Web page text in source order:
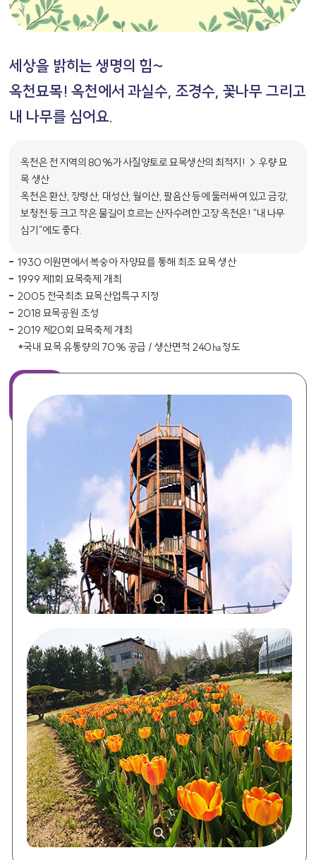
세상을 밝히는 생명의 힘~
옥천묘목! 옥천에서 과실수, 조경수, 꽃나무 그리고
내 나무를 심어요.
옥천은 전 지역의 80%가 사질양토로 묘목생산의 최적지! → 우량 묘
목 생산
옥천은 환산, 장령산, 대성산, 월이산, 팔음산 등에 둘러싸여 있고 금강,
보청천 등 크고 작은 물길이 흐르는 산자수려한 고장 옥천은! “내 나무
심기”에도 좋다.
1930 이원면에서 복숭아 자양묘를 통해 최조 묘목 생산
1999 제1회 묘목축제 개최
2005 전국최초 묘목산업특구 지정
2018 묘목공원 조성
2019 제20회 묘목축제 개최
*국내 묘목 유통량의 70% 공급 / 생산면적 240㏊정도